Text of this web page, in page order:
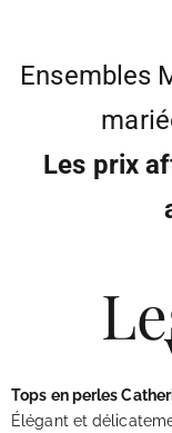
Ensembles
Les prix
Tops en perles
Élégant et